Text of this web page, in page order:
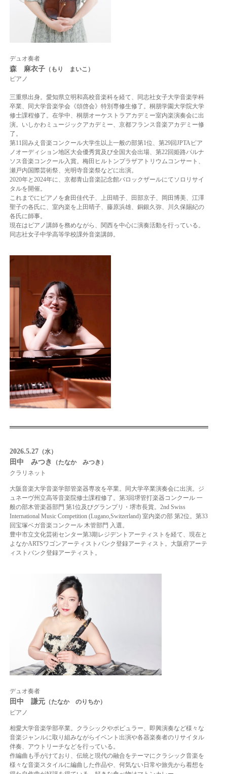
デュオ奏者
森 麻衣子（もり まいこ）
ピアノ
三重県出身。愛知県立明和高校音楽科を経て、同志社女子大学音楽学科
卒業、同大学音楽学会《頌啓会》特別専修生修了。桐朋学園大学院大学
修士課程修了。在学中、桐朋オーケストラアカデミー室内楽演奏会に出
演。いしかわミュージックアカデミー、京都フランス音楽アカデミー修
了。
第11回みえ音楽コンクール大学生以上一般の部第1位、第29回JPTAピア
ノオーディション地区大会優秀賞及び全国大会出場、第22回姫路パルナ
ソス音楽コンクール入賞。梅田ヒルトンプラザアトリウムコンサート、
瀬戸内国際芸術祭、光明寺音楽祭などに出演。
2020年と2024年に、京都青山音楽記念館バロックザールにてソロリサイ
タルを開催。
これまでにピアノを倉田佳代子、上田晴子、田部京子、岡田博美、江澤
聖子の各氏に、室内楽を上田晴子、藤原浜雄、銅銀久弥、川久保賜紀の
各氏に師事。
現在はピアノ講師を務めながら、関西を中心に演奏活動を行っている。
同志社女子中学高等学校課外音楽講師。
2026.5.27（水）
田中 みつき
（たなか みつき）
クラリネット
大阪音楽大学音楽学部管楽器専攻を卒業。 同大学卒業演奏会に出演。 ジ
ュネーヴ州立高等音楽院修士課程修了。 第3回堺管打楽器コンクール 一
般の部木管楽器部門 第1位及びグランプリ・堺市長賞。 2nd Swiss
International Music Competition (Lugano,Switzerland) 室内楽の部 第2位。 第33
回宝塚ベガ音楽コンクール 木管部門 入選。
豊中市立文化芸術センター第3期レジデントアーティストを経て、現在と
よなかARTSワゴンアーティストバンク登録アーティスト。 大阪府アーテ
ィストバンク登録アーティスト。
デュオ奏者
田中 謙元（たなか のりちか）
ピアノ
相愛大学音楽学部卒業。 クラシックやポピュラー、即興演奏など様々な
音楽ジャンルに取り組みながらイベント出演や各器楽奏者のリサイタル
伴奏、アウトリーチなどを行っている。
作編曲も手がけており、伝統と現代の融合をテーマにクラシック音楽を
様々な音楽スタイルに編曲した作品や、何気ない日常や旅先から着想を